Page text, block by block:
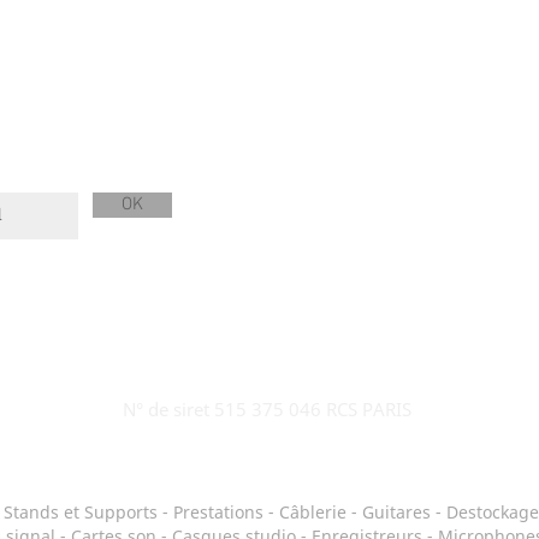
OK
Stands et Supports - Prestations - Câblerie - Guitares - Destockage